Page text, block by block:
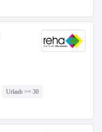
Urlaub >= 30